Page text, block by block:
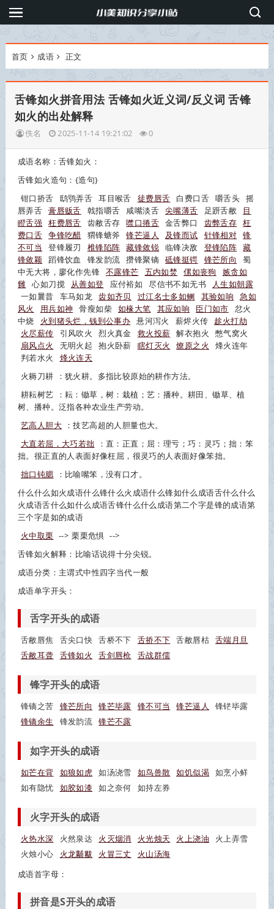
首页 成语 正文
舌锋如火拼音用法 舌锋如火近义词/反义词 舌锋
如火的出处解释
佚名 2025-11-14 19:21:02 0
成语名称：舌锋如火：
舌锋如火造句：{造句}
钳口挢舌
鸱鸮弄舌 耳目喉舌 徒费唇舌 白费口舌 嚼舌头 摇
唇弄舌 膏唇贩舌 戟指嚼舌 咸嘴淡舌 尖嘴薄舌 足趼舌敝
目
瞪舌强 枉费唇舌 齿敝舌存 噤口捲舌 金舌弊口 齿弊舌存 枉
费口舌 争锋吃醋 猬锋螗斧 锋芒逼人 及锋而试 针锋相对 锋
不可当
登锋履刃 椎锋陷阵 藏锋敛锐 临锋决敌 登锋陷阵 藏
锋敛颖
蹈锋饮血 锋发韵流 攒锋聚镝 砥锋挺锷 锋芒所向
蜀
中无大将，廖化作先锋 不露锋芒 五内如焚 傫如丧狗
嫉贪如
雠 心如刀搅 从善如登 应付裕如 尽信书不如无书
人生如朝露
一如曩昔
车马如龙 齿如齐贝 过江名士多如鲗 其验如响
急如
风火
用兵如神 骨瘦如柴 如椽大笔 其应如响 臣门如市
忿火
中烧
火到猪头烂，钱到公事办 悬河泻火 薪烬火传
趁火打劫
火尽薪传
引风吹火 烈火真金 救火投薪 解衣抱火
憋气窝火
扇风点火
无明火起 抱火卧薪 瞎灯灭火 燎原之火
烽火连年
判若水火
烽火连天
火耨刀耕
：犹火耕。多指比较原始的耕作方法。
耕耘树艺
：耘：锄草，树：栽植；艺：播种。耕田、锄草、植
树、播种。泛指各种农业生产劳动。
艺高人胆大 ：技艺高超的人胆量也大。
大直若屈，大巧若拙
：直：正直；屈：理亏；巧：灵巧；拙：笨
拙。很正直的人表面好像枉屈，很灵巧的人表面好像笨拙。
拙口钝腮
：比喻嘴笨，没有口才。
什么什么如火成语什么锋什么火成语什么锋如什么成语舌什么什么
火成语舌什么如什么成语舌锋什么什么成语第二个字是锋的成语第
三个字是如的成语
火中取栗 --> 栗栗危惧 -->
舌锋如火解释：比喻话说得十分尖锐。
成语分类：主谓式中性四字当代一般
成语单字开头：
舌字开头的成语
舌敝唇焦 舌尖口快 舌桥不下 舌挢不下 舌敝唇枯 舌端月旦
舌敝耳聋
舌锋如火 舌剑唇枪 舌战群儒
锋字开头的成语
锋镝之苦 锋芒所向 锋芒毕露 锋不可当 锋芒逼人
锋铓毕露
锋镝余生
锋发韵流 锋芒不露
如字开头的成语
如芒在背 如狼如虎 如汤浇雪 如鸟兽散 如饥似渴 如烹小鲜
如有隐忧
如胶如漆 如之奈何 如持左券
火字开头的成语
火热水深 火然泉达 火灭烟消 火光烛天 火上浇油
火上弄雪
火烛小心
火龙黼黻 火冒三丈
火山汤海
成语首字母：
拼音是S开头的成语